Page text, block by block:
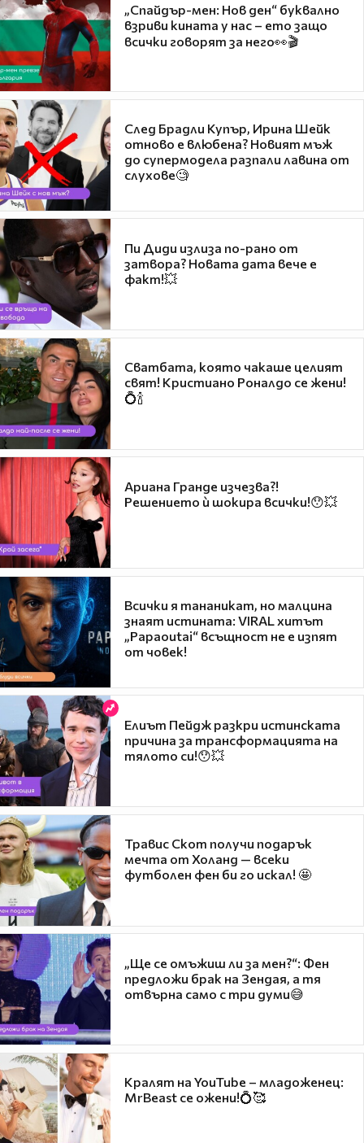
„Спайдър-мен: Нов ден“ буквално
взриви кината у нас – ето защо
всички говорят за него👀🎬
След Брадли Купър, Ирина Шейк
отново е влюбена? Новият мъж
до супермодела разпали лавина от
слухове🧐
Пи Диди излиза по-рано от
затвора? Новата дата вече е
факт!💥
Сватбата, която чакаше целият
свят! Кристиано Роналдо се жени!
💍🍾
Ариана Гранде изчезва?!
Решението ѝ шокира всички!😯💥
Всички я тананикат, но малцина
знаят истината: VIRAL хитът
„Papaoutai“ всъщност не е изпят
от човек!
Елиът Пейдж разкри истинската
причина за трансформацията на
тялото си!😯💥
Травис Скот получи подарък
мечта от Холанд — всеки
футболен фен би го искал! 🤩
„Ще се омъжиш ли за мен?“: Фен
предложи брак на Зендая, а тя
отвърна само с три думи😅
Кралят на YouTube – младоженец:
MrBeast се ожени!💍🥰